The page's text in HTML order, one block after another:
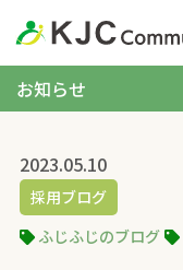
お知らせ
2023.05.10
採用ブログ
ふじふじのブログ